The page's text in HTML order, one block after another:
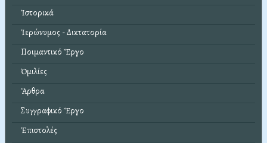
Ἱστορικά
Ἱερώνυμος - Δικτατορία
Ποιμαντικό Ἔργο
Ὁμιλίες
Ἄρθρα
Συγγραφικό Ἔργο
Ἐπιστολές